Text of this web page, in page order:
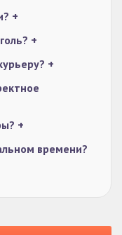
+
+
+
+
времени?